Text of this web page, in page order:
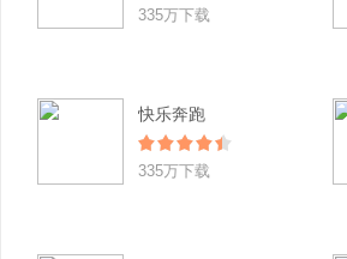
335万下载
快乐奔跑
335万下载